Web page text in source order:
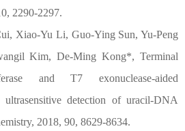
2290-2297.
Xiao-Yu Li, Guo-Ying Sun, Yu-Peng
Kim, De-Ming Kong*, Terminal
and T7 exonuclease-aided
detection of uracil-DNA
2018, 90, 8629-8634.